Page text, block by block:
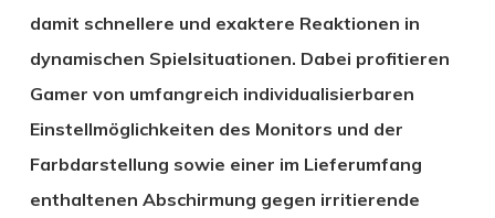
damit schnellere und exaktere Reaktionen in
dynamischen Spielsituationen. Dabei profitieren
Gamer von umfangreich individualisierbaren
Einstellmöglichkeiten des Monitors und der
Farbdarstellung sowie einer im Lieferumfang
enthaltenen Abschirmung gegen irritierende